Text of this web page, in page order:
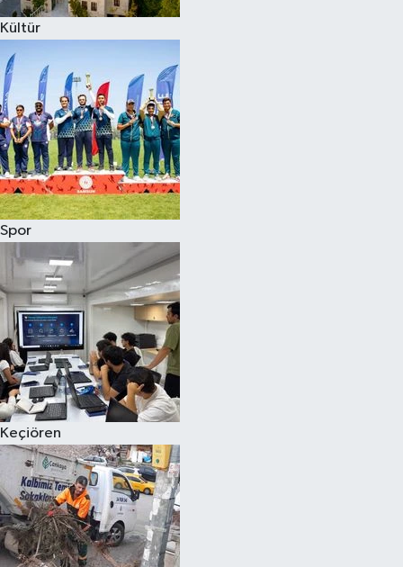
Kültür
Spor
Keçiören